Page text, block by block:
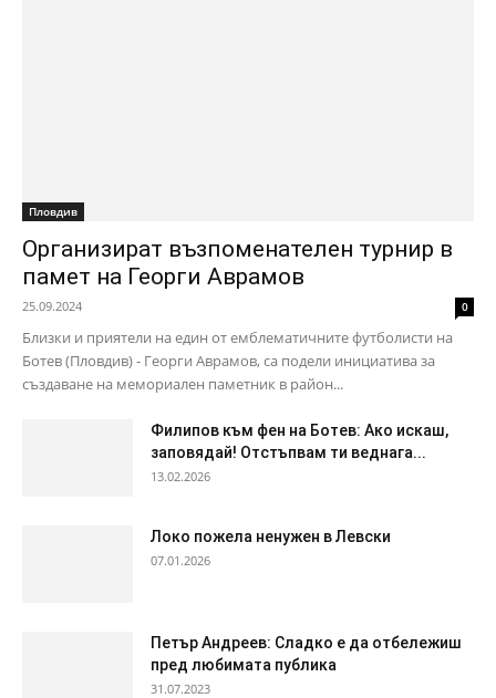
Пловдив
Организират възпоменателен турнир в
памет на Георги Аврамов
25.09.2024 0
Близки и приятели на един от емблематичните футболисти на
Ботев (Пловдив) - Георги Аврамов, са подели инициатива за
създаване на мемориален паметник в район...
Филипов към фен на Ботев: Ако искаш,
заповядай! Отстъпвам ти веднага...
13.02.2026
Локо пожела ненужен в Левски
07.01.2026
Петър Андреев: Сладко е да отбележиш
пред любимата публика
31.07.2023